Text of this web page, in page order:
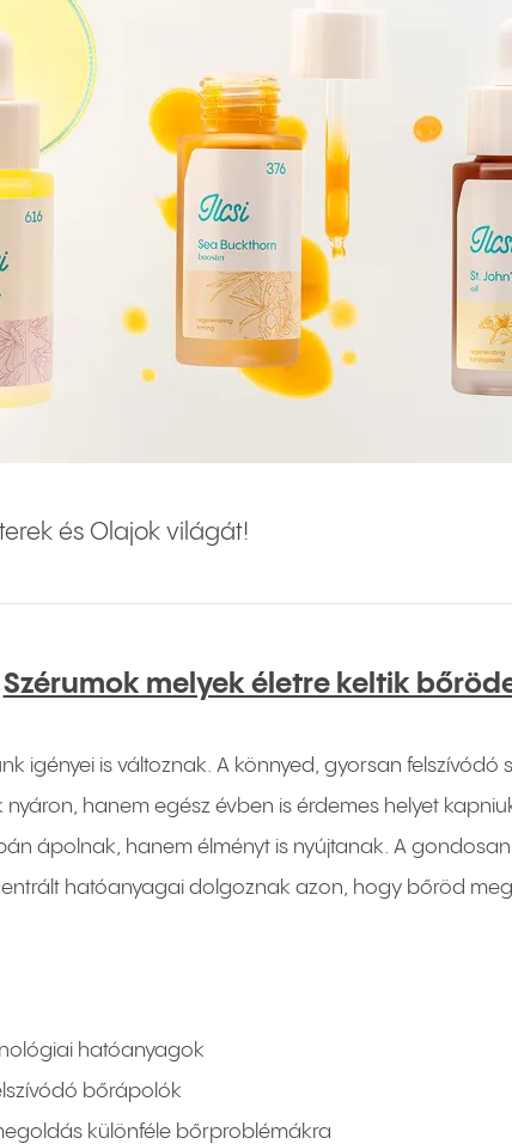
és Olajok világát!
Szérumok melyek életre keltik
igényei is változnak. A könnyed, gyorsan felszívódó
hanem egész évben is érdemes helyet
ápolnak, hanem élményt is nyújtanak. A
hatóanyagai dolgoznak azon, hogy bőröd
hatóanyagok
bőrápolók
különféle bőrproblémákra